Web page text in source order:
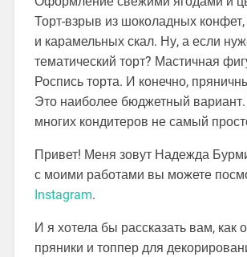
Торт-взрыв из шоколадных
и карамельных скал. Ну, а если
тематический торт? Мастичная
Роспись торта. И конечно,
Это наиболее бюджетный
многих кондитеров не самый
Привет! Меня зовут Надежда
с моими работами вы можете
Instagram.
И я хотела бы рассказать вам, как
пряники и топпер для